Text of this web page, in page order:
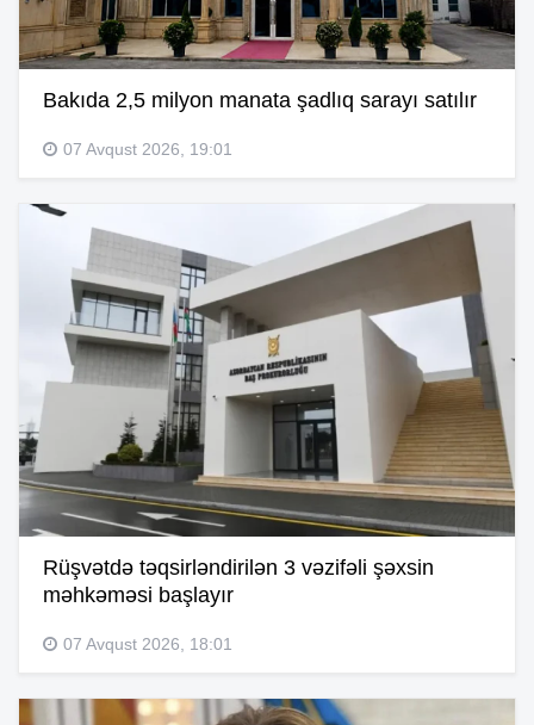
Bakıda 2,5 milyon manata şadlıq sarayı satılır
07 Avqust 2026, 19:01
Rüşvətdə təqsirləndirilən 3 vəzifəli şəxsin
məhkəməsi başlayır
07 Avqust 2026, 18:01